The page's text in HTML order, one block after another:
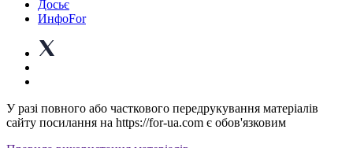
Досьє
ИнфоFor
У разі повного або часткового передрукування матеріалів
сайту посилання на https://for-ua.com є обов'язковим